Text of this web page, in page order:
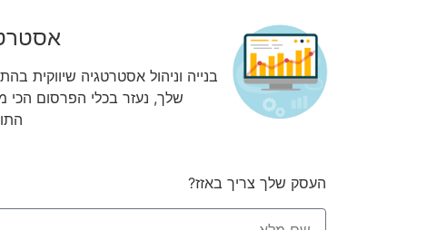
בנייה וניהול אסטרטגיה שיווקית
שלך, נעזר בכלי הפרסום הכי
העסק שלך צריך באזז?